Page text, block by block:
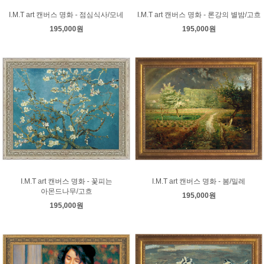
I.M.T art 캔버스 명화 - 점심식사/모네
195,000원
I.M.T art 캔버스 명화 - 론강의 별밤/고흐
195,000원
I.M.T art 캔버스 명화 - 꽃피는
아몬드나무/고흐
195,000원
I.M.T art 캔버스 명화 - 봄/밀레
195,000원